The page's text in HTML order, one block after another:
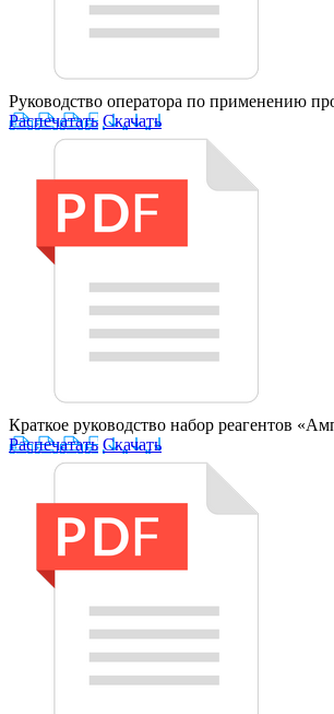
Руководство оператора по применению
Распечатать Скачать
Краткое руководство набор реагентов
Распечатать Скачать